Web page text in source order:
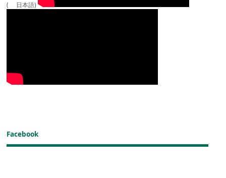
( 日本語)
Facebook